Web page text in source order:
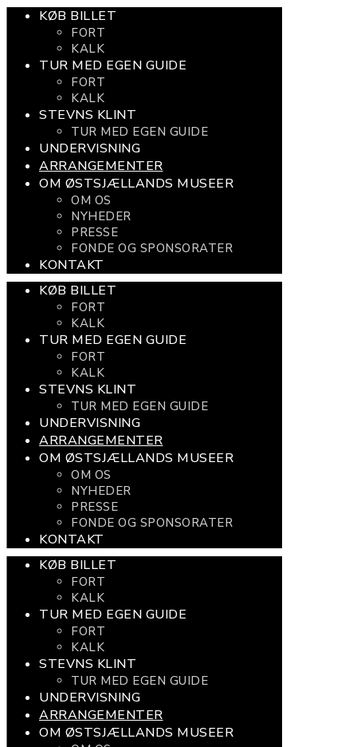
KØB BILLET
FORT
KALK
TUR MED EGEN GUIDE
FORT
KALK
STEVNS KLINT
TUR MED EGEN GUIDE
UNDERVISNING
ARRANGEMENTER
OM ØSTSJÆLLANDS MUSEER
OM OS
NYHEDER
PRESSE
FONDE OG SPONSORATER
KONTAKT
KØB BILLET
FORT
KALK
TUR MED EGEN GUIDE
FORT
KALK
STEVNS KLINT
TUR MED EGEN GUIDE
UNDERVISNING
ARRANGEMENTER
OM ØSTSJÆLLANDS MUSEER
OM OS
NYHEDER
PRESSE
FONDE OG SPONSORATER
KONTAKT
KØB BILLET
FORT
KALK
TUR MED EGEN GUIDE
FORT
KALK
STEVNS KLINT
TUR MED EGEN GUIDE
UNDERVISNING
ARRANGEMENTER
OM ØSTSJÆLLANDS MUSEER